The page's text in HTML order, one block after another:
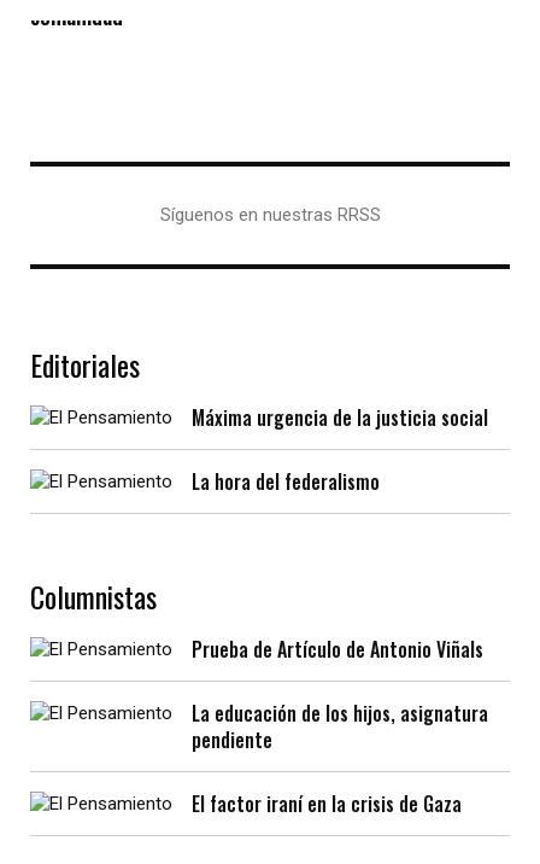
comunidad
Síguenos en nuestras RRSS
Editoriales
Máxima urgencia de la justicia social
La hora del federalismo
Columnistas
Prueba de Artículo de Antonio Viñals
La educación de los hijos, asignatura
pendiente
El factor iraní en la crisis de Gaza